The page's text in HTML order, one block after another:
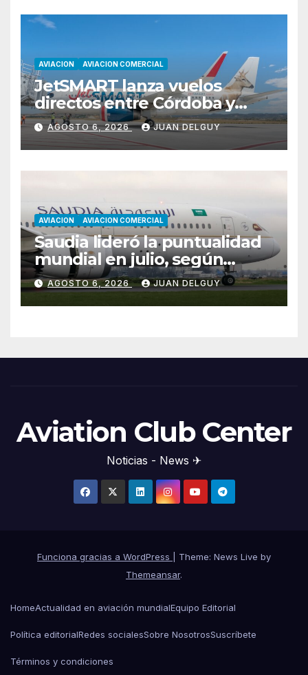
AVIACION AVIACION COMERCIAL
JetSMART lanza vuelos
directos entre Córdoba y
Florianópolis
AGOSTO 6, 2026 JUAN DELGUY
AVIACION AVIACION COMERCIAL
Saudia lideró la puntualidad
mundial en julio, según
Cirium
AGOSTO 6, 2026 JUAN DELGUY
Aviation Club Center
Noticias - News ✈
Funciona gracias a WordPress
Theme: News Live by
Themeansar.
HomeActualidad en aviación mundialEquipo Editorial
Política editorialRedes socialesSobre NosotrosSuscríbete
Términos y condiciones